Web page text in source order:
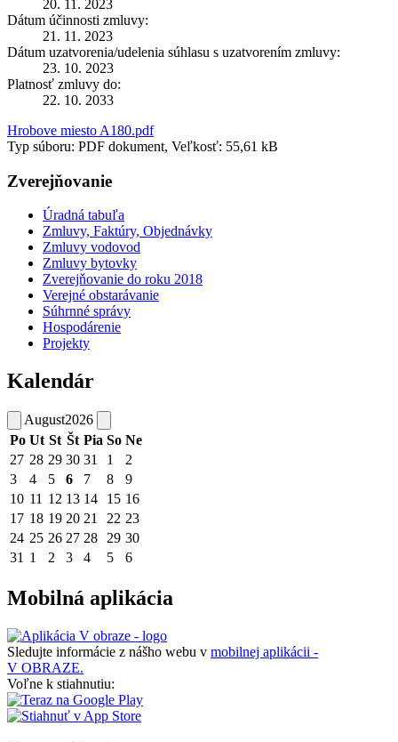
20. 11. 2023
Dátum účinnosti zmluvy:
21. 11. 2023
Dátum uzatvorenia/udelenia súhlasu s uzatvorením zmluvy:
23. 10. 2023
Platnosť zmluvy do:
22. 10. 2033
Hrobove miesto A180.pdf
Typ súboru: PDF dokument, Veľkosť: 55,61 kB
Zverejňovanie
Úradná tabuľa
Zmluvy, Faktúry, Objednávky
Zmluvy vodovod
Zmluvy bytovky
Zverejňovanie do roku 2018
Verejné obstarávanie
Súhrnné správy
Hospodárenie
Projekty
Kalendár
August2026
Po Ut St Št Pia So Ne
27 28 29 30 31 1
2
3
4 5 6 7 8
9
10 11 12 13 14 15 16
17 18 19 20 21 22 23
24 25 26 27 28 29 30
31 1 2 3 4 5 6
Mobilná aplikácia
Sledujte informácie z nášho webu v mobilnej aplikácii -
V OBRAZE.
Voľne k stiahnutiu: